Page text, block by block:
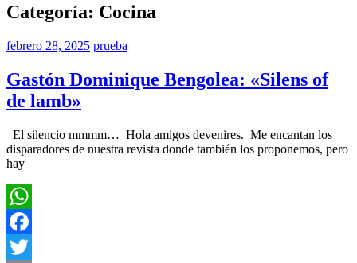
Categoría: Cocina
febrero 28, 2025 prueba
Gastón Dominique Bengolea: «Silens of
de lamb»
El silencio mmmm… Hola amigos devenires. Me encantan los
disparadores de nuestra revista donde también los proponemos, pero
hay
WhatsApp
Facebook